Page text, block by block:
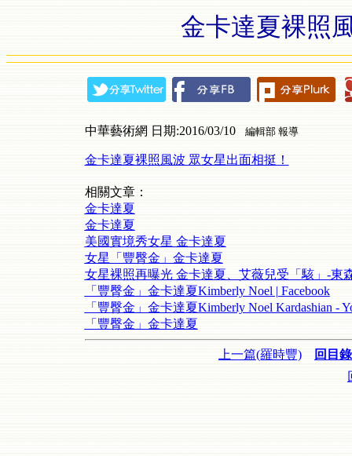
金卡達夏裸照
中華藝術網 日期:2016/03/10 編輯部 報導
金卡達夏裸照風波 眾女星出面相挺！
相關文章：
金卡達夏
金卡達夏
美國實境秀女星 金卡達夏
女星「豐臀金」金卡達夏
女星裸照再曝光 金卡達夏、艾薇兒受「駭」-東
「豐臀金」金卡達夏Kimberly Noel | Facebook
「豐臀金」金卡達夏Kimberly Noel Kardashian -
「豐臀金」金卡達夏
上一篇(羅時豐)
回目錄